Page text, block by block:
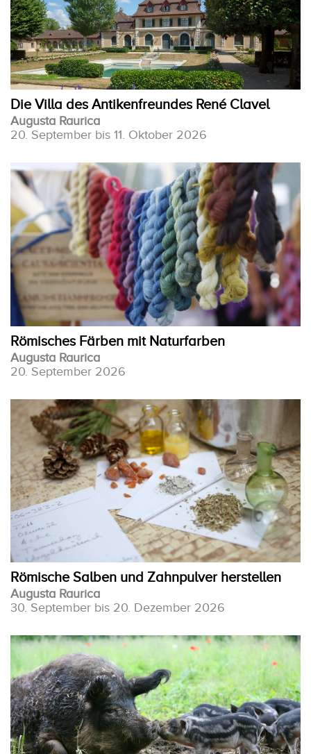
Die Villa des Antikenfreundes René Clavel
Augusta Raurica
20. September bis 11. Oktober 2026
Römisches Färben mit Naturfarben
Augusta Raurica
20. September 2026
Römische Salben und Zahnpulver herstellen
Augusta Raurica
30. September bis 20. Dezember 2026